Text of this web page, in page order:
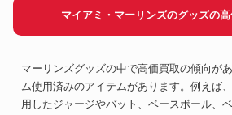
マイアミ・マーリンズのグッズの
マーリンズグッズの中で高価買取の傾向が
ム使用済みのアイテムがあります。例えば
用したジャージやバット、ベースボール、